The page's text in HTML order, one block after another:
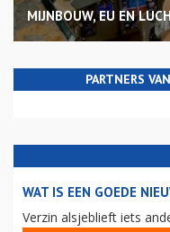
MIJNBOUW, EU EN
PARTNERS
WAT IS EEN GOEDE
Verzin alsjeblieft iets